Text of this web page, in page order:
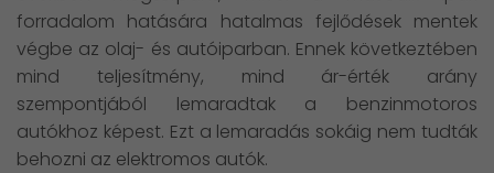
forradalom hatására hatalmas fejlődések mentek
végbe az olaj- és autóiparban. Ennek következtében
mind teljesítmény, mind ár-érték arány
szempontjából lemaradtak a benzinmotoros
autókhoz képest. Ezt a lemaradás sokáig nem tudták
behozni az elektromos autók.